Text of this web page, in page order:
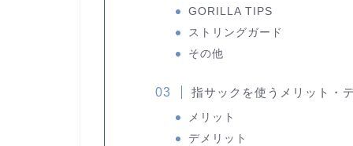
GORILLA TIPS
ストリングガード
その他
指サックを使うメリット・
メリット
デメリット